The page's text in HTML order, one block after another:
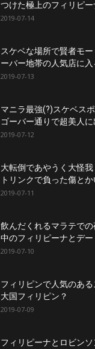
つけた極上のフィリピー
2019-07-14
スケベな場所で賢者モ
ーバー地帯の人気店に入
2019-07-13
マニラ最強(?)スケベス
ゴーバー通りで超美人に
2019-07-12
大転倒であやうく大怪
トリンクで負った傷と
2019-07-11
飲んだくれるマラテで
中のフィリピーナとデー
2019-07-10
フィリピンで人気のあ
大国フィリピン？
2019-07-09
フィリピーナとロビンソ